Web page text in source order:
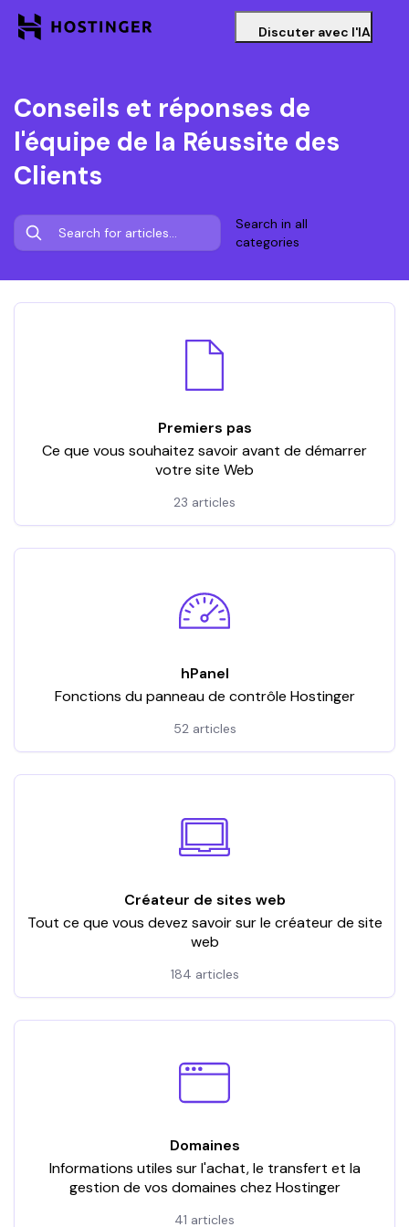
Discuter avec l'IA
Conseils et réponses de
l'équipe de la Réussite des
Clients
Search in all
categories
Premiers pas
Ce que vous souhaitez savoir avant de démarrer
votre site Web
23 articles
hPanel
Fonctions du panneau de contrôle Hostinger
52 articles
Créateur de sites web
Tout ce que vous devez savoir sur le créateur de site
web
184 articles
Domaines
Informations utiles sur l'achat, le transfert et la
gestion de vos domaines chez Hostinger
41 articles